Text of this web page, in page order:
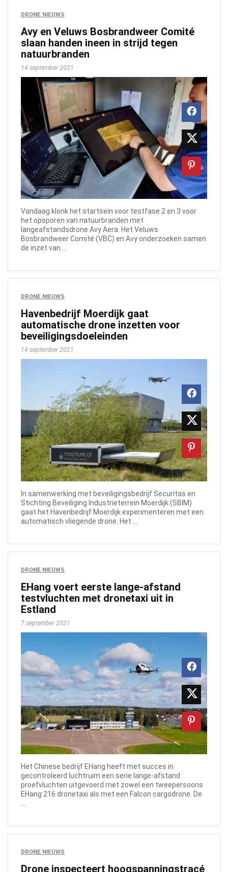
DRONE NIEUWS
Avy en Veluws Bosbrandweer Comité
slaan handen ineen in strijd tegen
natuurbranden
14 september 2021
Vandaag klonk het startsein voor testfase 2 en 3 voor
het opsporen van natuurbranden met
langeafstandsdrone Avy Aera. Het Veluws
Bosbrandweer Comité (VBC) en Avy onderzoeken samen
de inzet van ...
DRONE NIEUWS
Havenbedrijf Moerdijk gaat
automatische drone inzetten voor
beveiligingsdoeleinden
14 september 2021
In samenwerking met beveiligingsbedrijf Securitas en
Stichting Beveiliging Industrieterrein Moerdijk (SBIM)
gaat het Havenbedrijf Moerdijk experimenteren met een
automatisch vliegende drone. Het ...
DRONE NIEUWS
EHang voert eerste lange-afstand
testvluchten met dronetaxi uit in
Estland
7 september 2021
Het Chinese bedrijf EHang heeft met succes in
gecontroleerd luchtruim een serie lange-afstand
proefvluchten uitgevoerd met zowel een tweepersoons
EHang 216 dronetaxi als met een Falcon cargodrone. De
...
DRONE NIEUWS
Drone inspecteert hoogspanningstracé